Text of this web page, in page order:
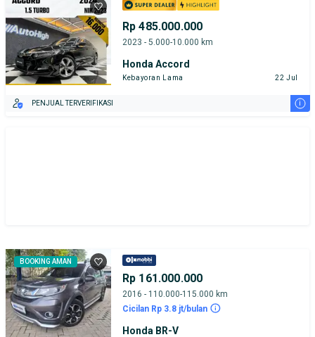
Rp 485.000.000
2023 - 5.000-10.000 km
Honda Accord
Kebayoran Lama 22 Jul
PENJUAL TERVERIFIKASI i
BOOKING AMAN
Rp 161.000.000
2016 - 110.000-115.000 km
Cicilan Rp 3.8 jt/bulan
Honda BR-V